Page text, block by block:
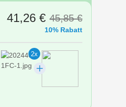
41,26 € 45,85 €
10% Rabatt
2x